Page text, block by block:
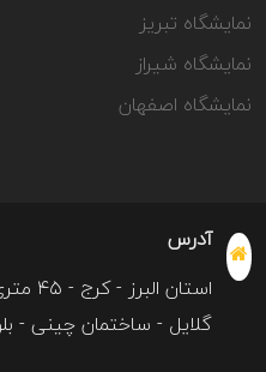
نمایشگاه تبریز
نمایشگاه شیراز
نمایشگاه اصفهان
آدرس
گلایل - ساختمان چینی - بلوک